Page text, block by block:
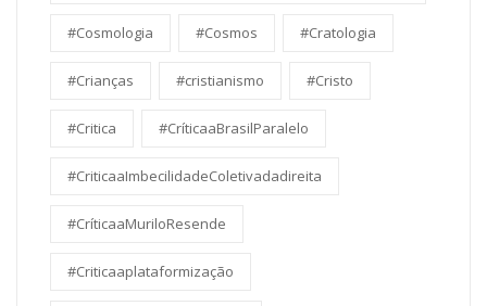
#Cosmologia #Cosmos #Cratologia
#Crianças #cristianismo #Cristo
#Critica #CríticaaBrasilParalelo
#CriticaaImbecilidadeColetivadadireita
#CríticaaMuriloResende
#Criticaaplataformização